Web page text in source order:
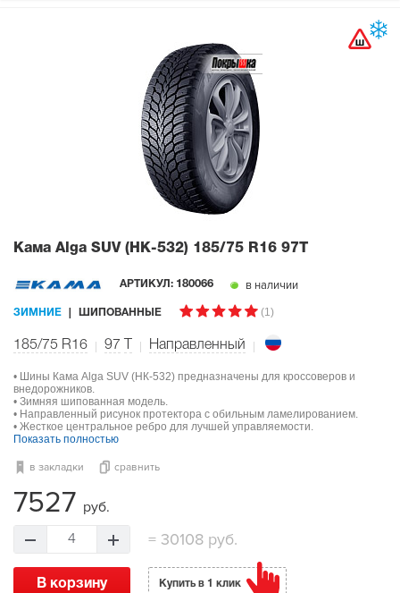
Кама Alga SUV (НК-532) 185/75 R16 97T
АРТИКУЛ: 180066 в наличии
ЗИМНИЕ ШИПОВАННЫЕ (1)
185/75 R16 97 Направленный
• Шины Кама Alga SUV (НК-532) предназначены для кроссоверов и
внедорожников.
• Зимняя шипованная модель.
• Направленный рисунок протектора с обильным ламелированием.
• Жесткое центральное ребро для лучшей управляемости.
Показать полностью
в закладки сравнить
7527 руб.
4 =30108 руб.
В корзину Купить в 1 клик